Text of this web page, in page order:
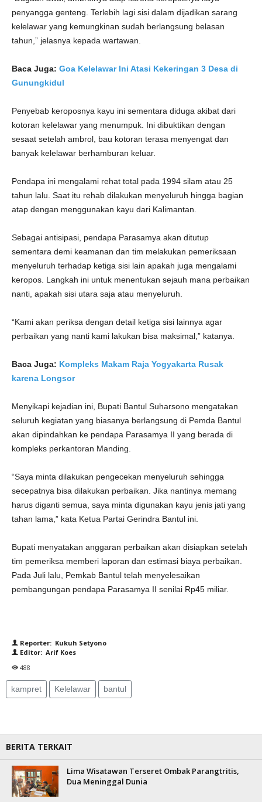
penyangga genteng. Terlebih lagi sisi dalam dijadikan sarang
kelelawar yang kemungkinan sudah berlangsung belasan
tahun,” jelasnya kepada wartawan.
Baca Juga: Goa Kelelawar Ini Atasi Kekeringan 3 Desa di
Gunungkidul
Penyebab keroposnya kayu ini sementara diduga akibat dari
kotoran kelelawar yang menumpuk. Ini dibuktikan dengan
sesaat setelah ambrol, bau kotoran terasa menyengat dan
banyak kelelawar berhamburan keluar.
Pendapa ini mengalami rehat total pada 1994 silam atau 25
tahun lalu. Saat itu rehab dilakukan menyeluruh hingga bagian
atap dengan menggunakan kayu dari Kalimantan.
Sebagai antisipasi, pendapa Parasamya akan ditutup
sementara demi keamanan dan tim melakukan pemeriksaan
menyeluruh terhadap ketiga sisi lain apakah juga mengalami
keropos. Langkah ini untuk menentukan sejauh mana perbaikan
nanti, apakah sisi utara saja atau menyeluruh.
“Kami akan periksa dengan detail ketiga sisi lainnya agar
perbaikan yang nanti kami lakukan bisa maksimal,” katanya.
Baca Juga: Kompleks Makam Raja Yogyakarta Rusak
karena Longsor
Menyikapi kejadian ini, Bupati Bantul Suharsono mengatakan
seluruh kegiatan yang biasanya berlangsung di Pemda Bantul
akan dipindahkan ke pendapa Parasamya II yang berada di
kompleks perkantoran Manding.
“Saya minta dilakukan pengecekan menyeluruh sehingga
secepatnya bisa dilakukan perbaikan. Jika nantinya memang
harus diganti semua, saya minta digunakan kayu jenis jati yang
tahan lama,” kata Ketua Partai Gerindra Bantul ini.
Bupati menyatakan anggaran perbaikan akan disiapkan setelah
tim pemeriksa memberi laporan dan estimasi biaya perbaikan.
Pada Juli lalu, Pemkab Bantul telah menyelesaikan
pembangungan pendapa Parasamya II senilai Rp45 miliar.
Reporter: Kukuh Setyono
Editor: Arif Koes
488
kampret Kelelawar bantul
BERITA TERKAIT
Lima Wisatawan Terseret Ombak Parangtritis,
Dua Meninggal Dunia